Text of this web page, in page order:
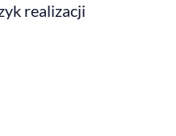
realizacji